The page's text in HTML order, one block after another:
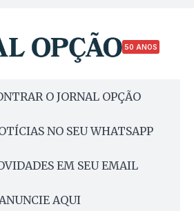
50 ANOS
O JORNAL OPÇÃO
NO SEU WHATSAPP
EM SEU EMAIL
AQUI